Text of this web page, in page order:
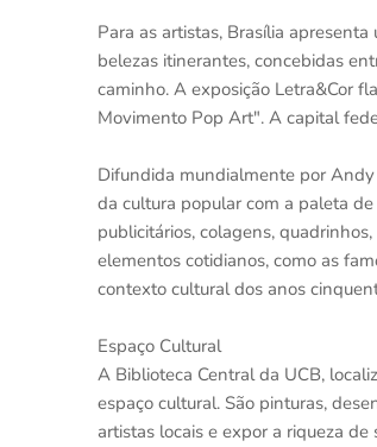
Para as artistas, Brasília
belezas itinerantes, concebidas
caminho. A exposição Letra&Cor
Movimento Pop Art". A capital
Difundida mundialmente por
da cultura popular com a paleta
publicitários, colagens,
elementos cotidianos, como as
contexto cultural dos anos
Espaço Cultural
A Biblioteca Central da UCB,
espaço cultural. São pinturas,
artistas locais e expor a riqueza